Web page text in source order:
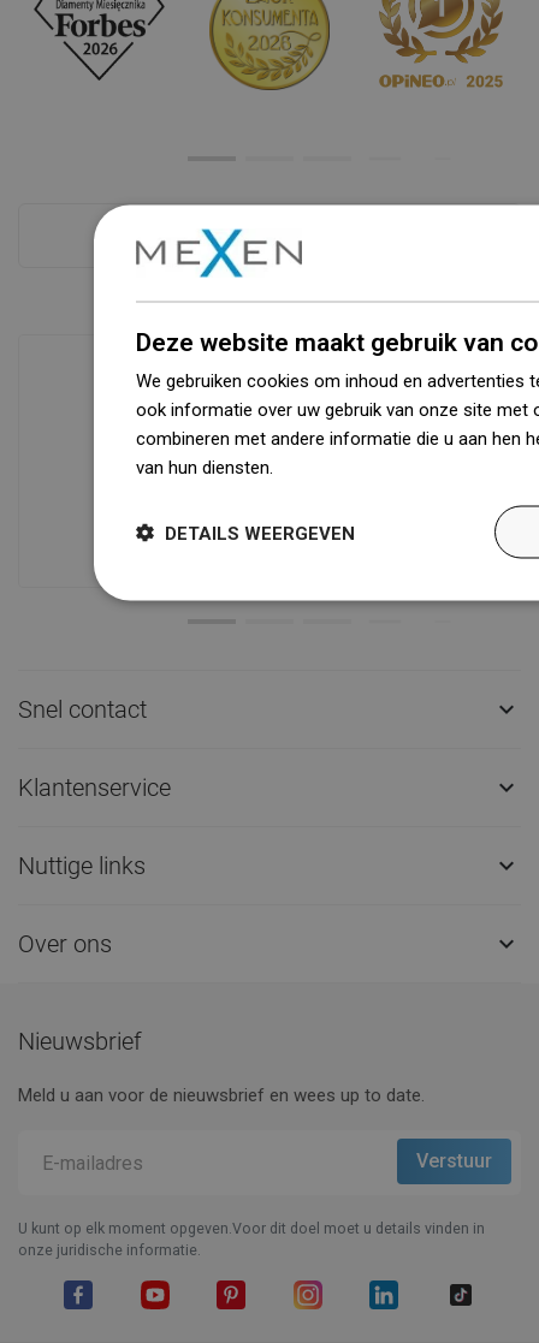
Zie alles
Beschikbaarheid van goederen
Een modern logistiek centrum met een
oppervlakte van 31.000 m² met meer
dan 1500.000 beschikbare producten!
Snel contact 
Klantenservice 
Nuttige links 
Over ons 
Nieuwsbrief
Meld u aan voor de nieuwsbrief en wees up to date.
U kunt op elk moment opgeven.Voor dit doel moet u details vinden in
onze juridische informatie.
Deze website maakt gebruik van
We gebruiken cookies om inhoud en advertenties
ook informatie over uw gebruik van onze site met
combineren met andere informatie die u aan hen
van hun diensten.
DETAILS WEERGEVEN